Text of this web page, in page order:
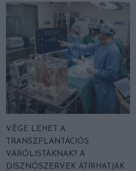
VÉGE LEHET A
TRANSZPLANTÁCIÓS
VÁRÓLISTÁKNAK? A
DISZNÓSZERVEK ÁTÍRHATJÁK